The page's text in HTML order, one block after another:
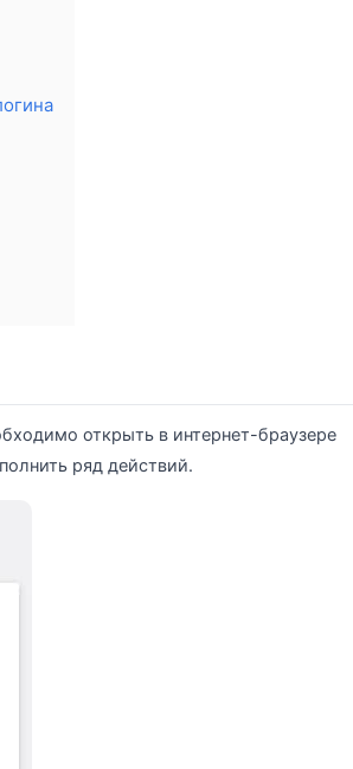
открыть в интернет-браузере
ряд действий.